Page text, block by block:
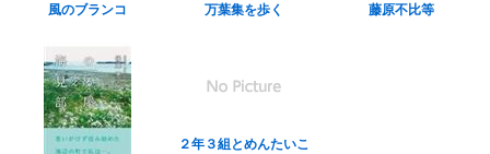
風のブランコ 万葉集を歩く 藤原不比等
２年３組とめんたいこ